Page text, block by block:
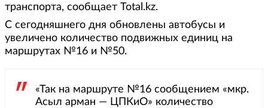
транспорта, сообщает Total.kz.
С сегодняшнего дня обновлены автобусы и
увеличено количество подвижных единиц на
маршрутах №16 и №50.
«Так на маршруте №16 сообщением «мкр.
Асыл арман — ЦПКиО» количество